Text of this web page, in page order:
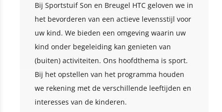
Bij Sportstuif Son en Breugel HTC geloven we in
het bevorderen van een actieve levensstijl voor
uw kind. We bieden een omgeving waarin uw
kind onder begeleiding kan genieten van
(buiten) activiteiten. Ons hoofdthema is sport.
Bij het opstellen van het programma houden
we rekening met de verschillende leeftijden en
interesses van de kinderen.